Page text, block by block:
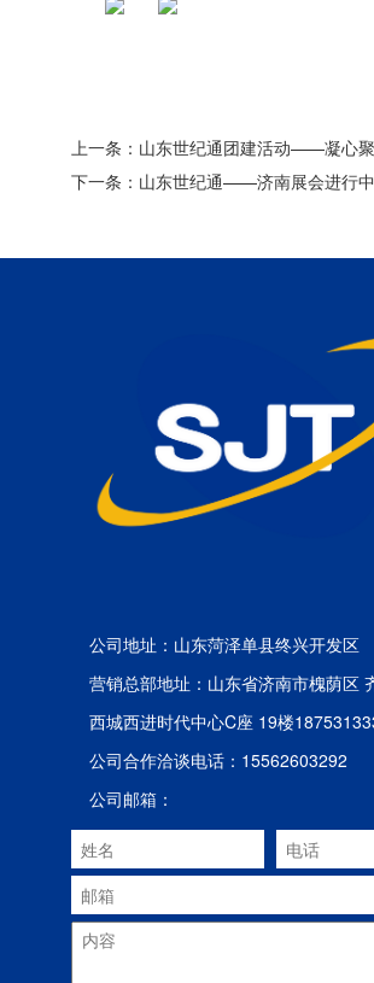
上一条： 山东世纪通团建活动——凝心
下一条： 山东世纪通——济南展会进行
公司地址：山东菏泽单县终兴开发区
营销总部地址：山东省济南市槐荫区
西城西进时代中心C座 19楼
公司合作洽谈电话：15562603292
公司邮箱：